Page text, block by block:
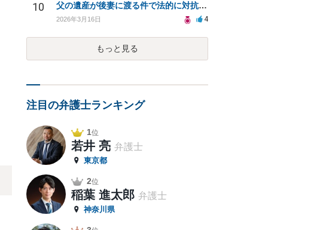
10 父の遺産が後妻に渡る件で法的に対抗できるか？
2026年3月16日 4
もっと見る
注目の弁護士ランキング
1位
若井 亮 弁護士
東京都
2位
稲葉 進太郎 弁護士
神奈川県